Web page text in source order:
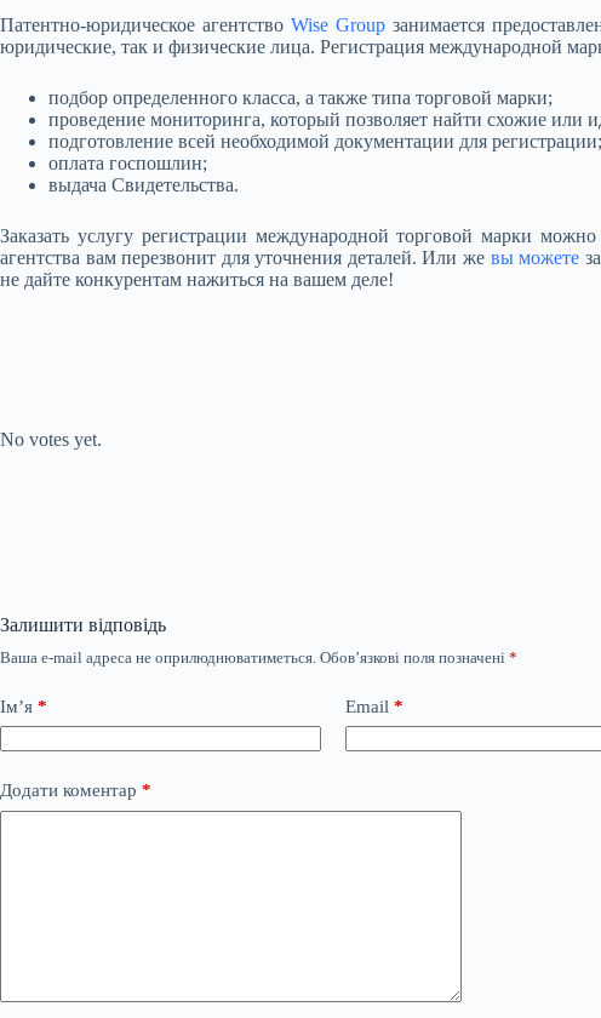
Патентно-юридическое агентство Wise Groupзанимается
юридические, так и физические лица. Регистрация международной
подбор определенного класса, а также типа торговой марки;
проведение мониторинга, который позволяет найти схожие или
подготовление всей необходимой документации для регистрации;
оплата госпошлин;
выдача Свидетельства.
Заказать услугу регистрации международной торговой марки
агентства вам перезвонит для уточнения деталей. Или же вы можете
не дайте конкурентам нажиться на вашем деле!
No votes yet.
Залишити відповідь
Ваша e-mail адреса не оприлюднюватиметься. Обов’язкові поля позначені *
Ім’я * Email *
Додати коментар *